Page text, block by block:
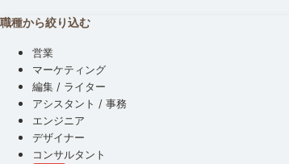
職種から絞り込む
営業
マーケティング
編集 / ライター
アシスタント / 事務
エンジニア
デザイナー
コンサルタント